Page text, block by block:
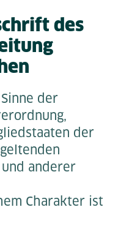
des
der
der
anderer
Charakter ist